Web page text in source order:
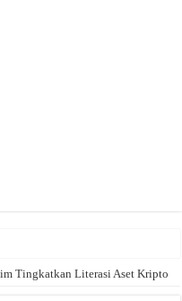
redaksi@bisnisnasional.com
Tingkatkan Literasi Aset Kripto